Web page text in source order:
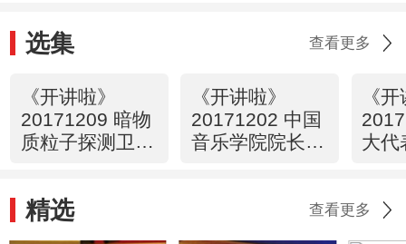
选集 查看更多
《开讲啦》
20171209 暗物
质粒子探测卫
《开讲啦》
20171202 中国
音乐学院院长王
《
大代
理解
精选 查看更多